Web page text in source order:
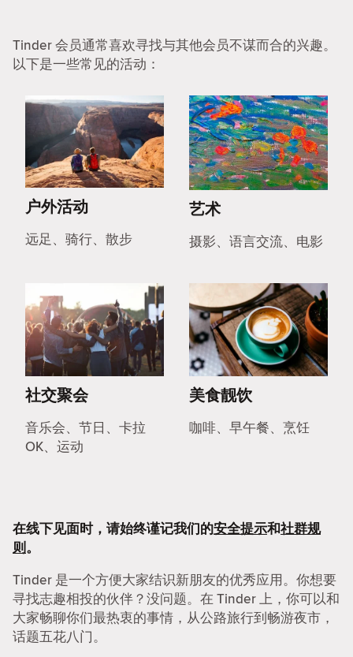
Tinder 会员通常喜欢寻找与其他会员不谋而合的兴趣。
以下是一些常见的活动：
户外活动
远足、骑行、散步
艺术
摄影、语言交流、电影
社交聚会
音乐会、节日、卡拉
OK、运动
美食靓饮
咖啡、早午餐、烹饪
在线下见面时，请始终谨记我们的安全提示和社群规
则。
Tinder 是一个方便大家结识新朋友的优秀应用。你想要
寻找志趣相投的伙伴？没问题。在 Tinder 上，你可以和
大家畅聊你们最热衷的事情，从公路旅行到畅游夜市，
话题五花八门。